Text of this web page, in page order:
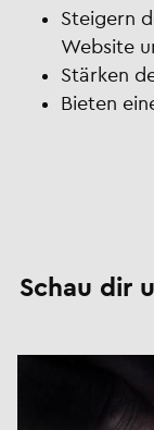
Steigern
Website
Stärken
Bieten
Schau dir